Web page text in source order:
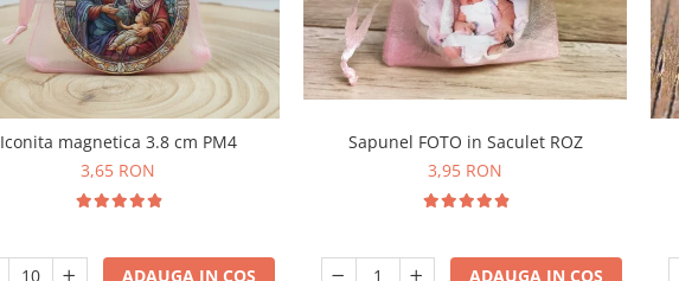
Iconita magnetica 3.8 cm PM4
3,65 RON
ADAUGA IN COS
Sapunel FOTO in Saculet ROZ
3,95 RON
ADAUGA IN COS